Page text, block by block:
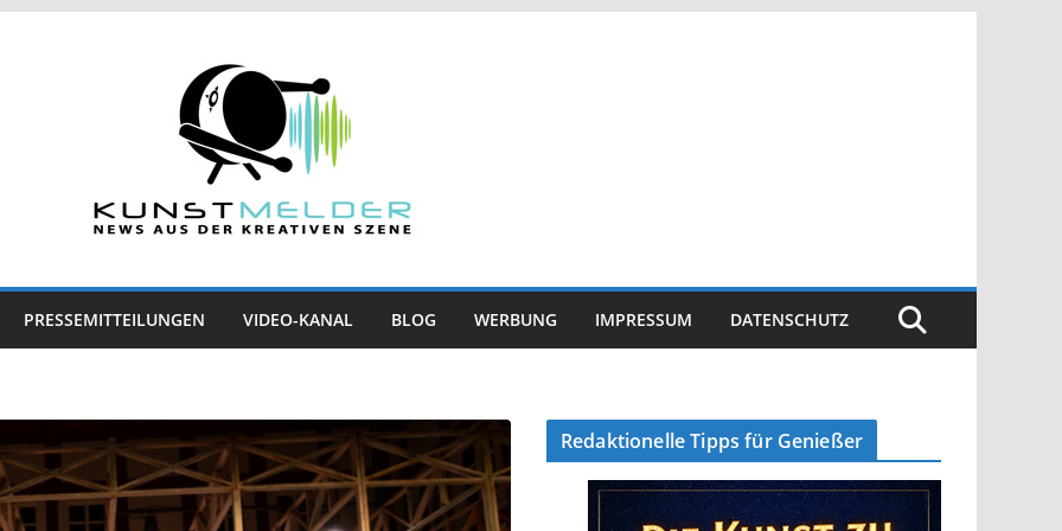
PRESSEMITTEILUNGEN VIDEO-KANAL BLOG WERBUNG IMPRESSUM DATENSCHUTZ
Redaktionelle Tipps für Genießer